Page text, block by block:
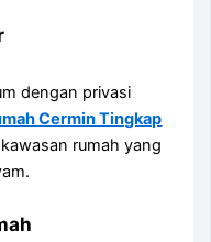
dengan privasi
Cermin Tingkap
rumah yang